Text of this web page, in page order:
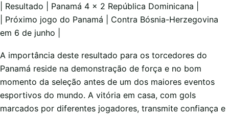
| Resultado | Panamá 4 x 2 República Dominicana |
| Próximo jogo do Panamá | Contra Bósnia-Herzegovina
em 6 de junho |
A importância deste resultado para os torcedores do
Panamá reside na demonstração de força e no bom
momento da seleção antes de um dos maiores eventos
esportivos do mundo. A vitória em casa, com gols
marcados por diferentes jogadores, transmite confiança e